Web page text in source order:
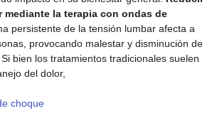
mediante la terapia con ondas de
persistente de la tensión lumbar afecta a
provocando malestar y disminución de
bien los tratamientos tradicionales suelen
del dolor,
choque